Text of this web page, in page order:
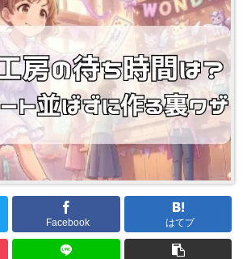
Facebook はてブ